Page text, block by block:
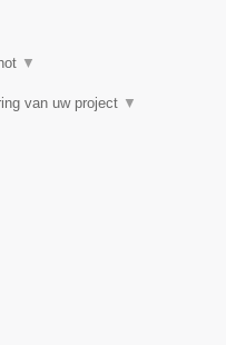
▼
van uw project ▼